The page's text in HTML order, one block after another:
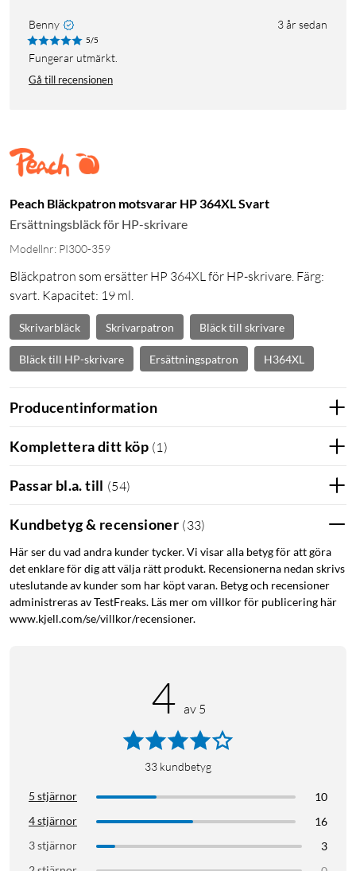
Benny 3 år sedan
5/5
fungerar utmärkt.
Gå till recensionen
Peach Bläckpatron motsvarar HP 364XL Svart
Ersättningsbläck för HP-skrivare
Modellnr: PI300-359
Bläckpatron som ersätter HP 364XL för HP-skrivare. Färg:
svart. Kapacitet: 19 ml.
Skrivarbläck Skrivarpatron Bläck till skrivare
Bläck till HP-skrivare Ersättningspatron H364XL
Producentinformation
Komplettera ditt köp (1 )
Passar bl.a. till (54)
Kundbetyg & recensioner (33)
Här ser du vad andra kunder tycker. Vi visar alla betyg för att göra
det enklare för dig att välja rätt produkt. Recensionerna nedan skrivs
uteslutande av kunder som har köpt varan. Betyg och recensioner
administreras av TestFreaks. Läs mer om villkor för publicering här
www.kjell.com/se/villkor/recensioner.
4 av 5
33 kundbetyg
5 stjärnor
10
4 stjärnor
16
3 stjärnor
3